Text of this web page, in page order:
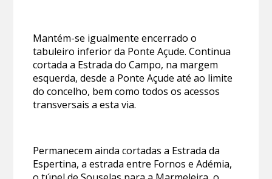
Mantém-se igualmente encerrado o
tabuleiro inferior da Ponte Açude. Continua
cortada a Estrada do Campo, na margem
esquerda, desde a Ponte Açude até ao limite
do concelho, bem como todos os acessos
transversais a esta via.
Permanecem ainda cortadas a Estrada da
Espertina, a estrada entre Fornos e Adémia,